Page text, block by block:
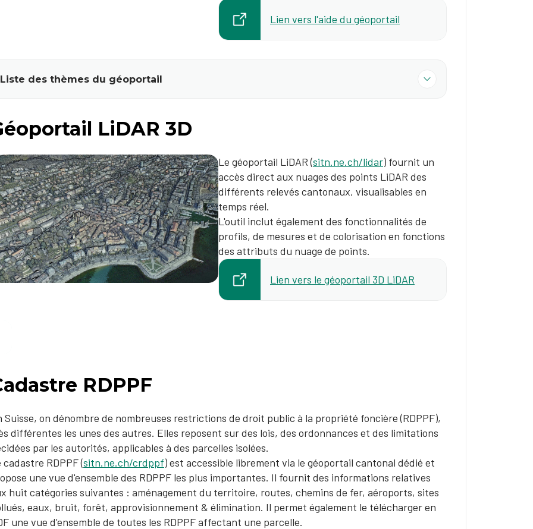
Lien vers l'aide du géoportail
Liste des thèmes du géoportail
LiDAR 3D
Le géoportail LiDAR (sitn.ne.ch/lidar) fournit un
accès direct aux nuages des points LiDAR des
différents relevés cantonaux, visualisables en
temps réel.
L'outil inclut également des fonctionnalités de
profils, de mesures et de colorisation en fonctions
des attributs du nuage de points.
Lien vers le géoportail 3D LiDAR
RDPPF
Suisse, on dénombre de nombreuses restrictions de droit public à la propriété foncière (RDPPF),
différentes les unes des autres. Elles reposent sur des lois, des ordonnances et des limitations
par les autorités, applicables à des parcelles isolées.
cadastre RDPPF (sitn.ne.ch/crdppf) est accessible librement via le géoportail cantonal dédié et
une vue d'ensemble des RDPPF les plus importantes. Il fournit des informations relatives
huit catégories suivantes : aménagement du territoire, routes, chemins de fer, aéroports, sites
eaux, bruit, forêt, approvisionnement & élimination​. Il permet également le télécharger en
une vue d'ensemble de toutes les RDPPF affectant une parcelle.